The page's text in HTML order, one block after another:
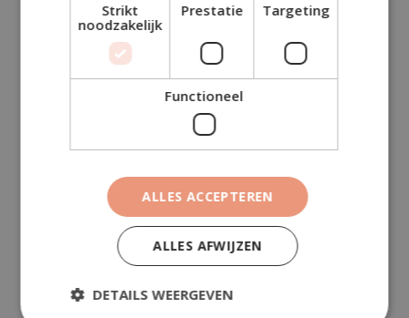
BEKIJK​
12x20-30x5 130kg/m²
Strikt
noodzakelijk
Prestatie Targeting
Functioneel
ALLES ACCEPTEREN
ALLES AFWIJZEN
DETAILS WEERGEVEN